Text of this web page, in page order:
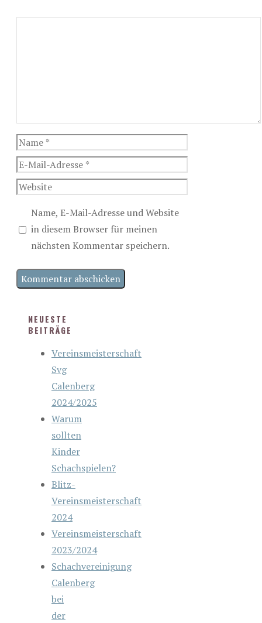
Name
E-
Mail-
Adresse
Website
Name, E-Mail-Adresse und Website
in diesem Browser für meinen
nächsten Kommentar speichern.
NEUESTE
BEITRÄGE
Vereinsmeisterschaft
Svg
Calenberg
2024/2025
Warum
sollten
Kinder
Schachspielen?
Blitz-
Vereinsmeisterschaft
2024
Vereinsmeisterschaft
2023/2024
Schachvereinigung
Calenberg
bei
der